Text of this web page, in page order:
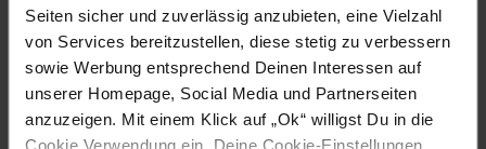
Seiten sicher und zuverlässig anzubieten, eine Vielzahl
von Services bereitzustellen, diese stetig zu verbessern
sowie Werbung entsprechend Deinen Interessen auf
unserer Homepage, Social Media und Partnerseiten
anzuzeigen. Mit einem Klick auf „Ok“ willigst Du in die
Cookie Verwendung ein. Deine Cookie-Einstellungen
Kennzeichnung
Bewertungen